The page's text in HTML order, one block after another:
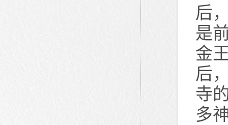
后
是
金
后
寺
多